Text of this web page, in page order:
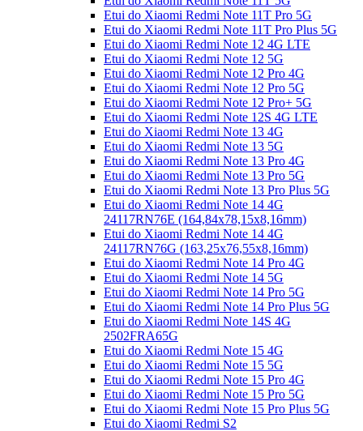
Etui do Xiaomi Redmi Note 11T Pro 5G
Etui do Xiaomi Redmi Note 11T Pro Plus 5G
Etui do Xiaomi Redmi Note 12 4G LTE
Etui do Xiaomi Redmi Note 12 5G
Etui do Xiaomi Redmi Note 12 Pro 4G
Etui do Xiaomi Redmi Note 12 Pro 5G
Etui do Xiaomi Redmi Note 12 Pro+ 5G
Etui do Xiaomi Redmi Note 12S 4G LTE
Etui do Xiaomi Redmi Note 13 4G
Etui do Xiaomi Redmi Note 13 5G
Etui do Xiaomi Redmi Note 13 Pro 4G
Etui do Xiaomi Redmi Note 13 Pro 5G
Etui do Xiaomi Redmi Note 13 Pro Plus 5G
Etui do Xiaomi Redmi Note 14 4G
24117RN76E (164,84x78,15x8,16mm)
Etui do Xiaomi Redmi Note 14 4G
24117RN76G (163,25x76,55x8,16mm)
Etui do Xiaomi Redmi Note 14 Pro 4G
Etui do Xiaomi Redmi Note 14 5G
Etui do Xiaomi Redmi Note 14 Pro 5G
Etui do Xiaomi Redmi Note 14 Pro Plus 5G
Etui do Xiaomi Redmi Note 14S 4G
2502FRA65G
Etui do Xiaomi Redmi Note 15 4G
Etui do Xiaomi Redmi Note 15 5G
Etui do Xiaomi Redmi Note 15 Pro 4G
Etui do Xiaomi Redmi Note 15 Pro 5G
Etui do Xiaomi Redmi Note 15 Pro Plus 5G
Etui do Xiaomi Redmi S2